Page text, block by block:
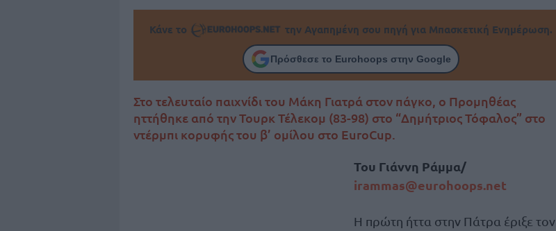
Κάνε το την Αγαπημένη σου πηγή για Μπασκετική Ενημέρωση.
Πρόσθεσε το Eurohoops στην Google
Στο τελευταίο παιχνίδι του Μάκη Γιατρά στον πάγκο, ο Προμηθέας
ηττήθηκε από την Τουρκ Τέλεκομ (83-98) στο “Δημήτριος Τόφαλος” στο
ντέρμπι κορυφής του β’ ομίλου στο EuroCup.
Του Γιάννη Ράμμα/
irammas@eurohoops.net
Η πρώτη ήττα στην Πάτρα έριξε τον